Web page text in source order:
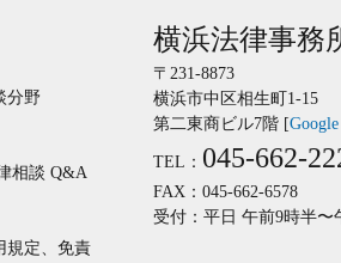
分野
相談 Q&A
規定、免責
横浜法律事務
〒231-8873
横浜市中区相生町1-15
第二東商ビル7階 [
TEL： 045-662-
FAX：045-662-6578
受付：平日 午前9時半〜